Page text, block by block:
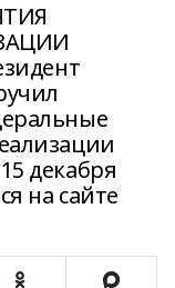
декабря
на сайте